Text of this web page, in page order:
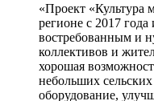
«Проект «Культура
регионе с 2017 года
востребованным и
коллективов и
хорошая
небольших
оборудование,